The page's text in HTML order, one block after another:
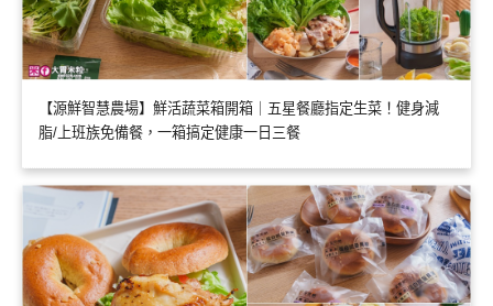
【源鮮智慧農場】鮮活蔬菜箱開箱｜五星餐廳指定生菜！健身減
脂/上班族免備餐，一箱搞定健康一日三餐